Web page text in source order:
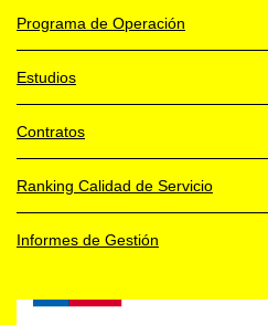
Programa de Operación
Estudios
Contratos
Ranking Calidad de Servicio
Informes de Gestión